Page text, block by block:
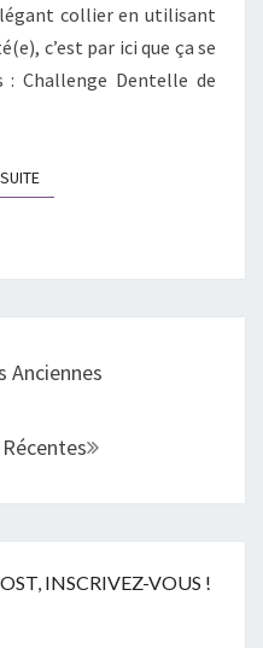
collier en utilisant
c’est par ici que ça se
: Challenge Dentelle de
LIRE LA SUITE
Anciennes
INSCRIVEZ-VOUS !